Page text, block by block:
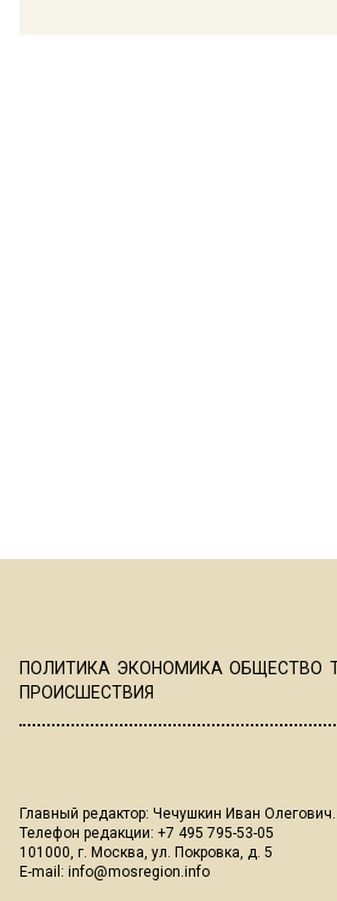
ПОЛИТИКА ЭКОНОМИКА ОБЩЕСТВО
ПРОИСШЕСТВИЯ
Главный редактор: Чечушкин Иван Олегович.
Телефон редакции: +7 495 795-53-05
101000, г. Москва, ул. Покровка, д. 5
E-mail: info@mosregion.info